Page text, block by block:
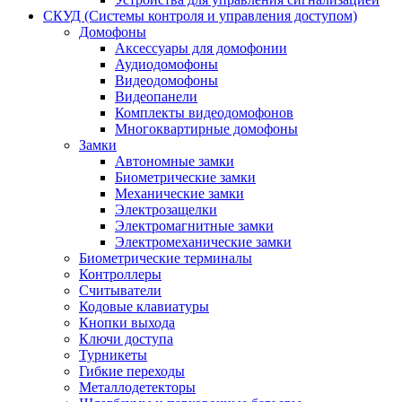
СКУД (Системы контроля и управления доступом)
Домофоны
Аксессуары для домофонии
Аудиодомофоны
Видеодомофоны
Видеопанели
Комплекты видеодомофонов
Многоквартирные домофоны
Замки
Автономные замки
Биометрические замки
Механические замки
Электрозащелки
Электромагнитные замки
Электромеханические замки
Биометрические терминалы
Контроллеры
Считыватели
Кодовые клавиатуры
Кнопки выхода
Ключи доступа
Турникеты
Гибкие переходы
Металлодетекторы